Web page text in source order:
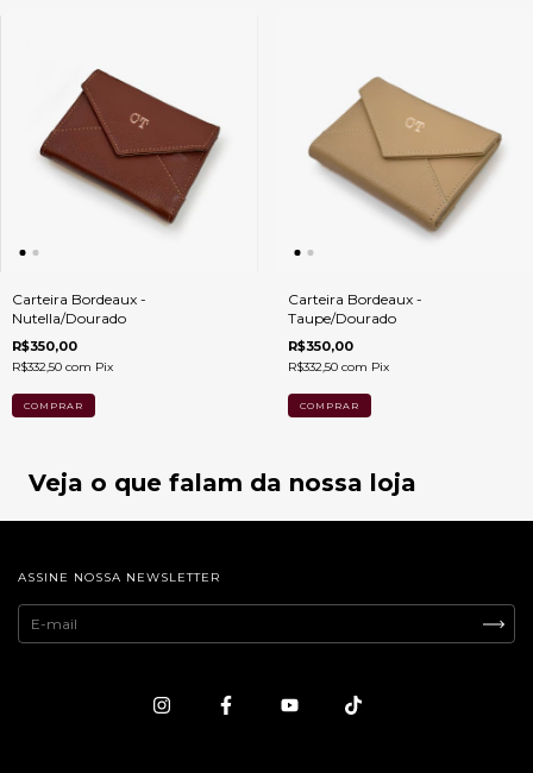
Carteira Bordeaux -
Nutella/Dourado
R$350,00
R$332,50 com Pix
Carteira Bordeaux -
Taupe/Dourado
R$350,00
R$332,50 com Pix
Veja o que falam da nossa loja
ASSINE NOSSA NEWSLETTER